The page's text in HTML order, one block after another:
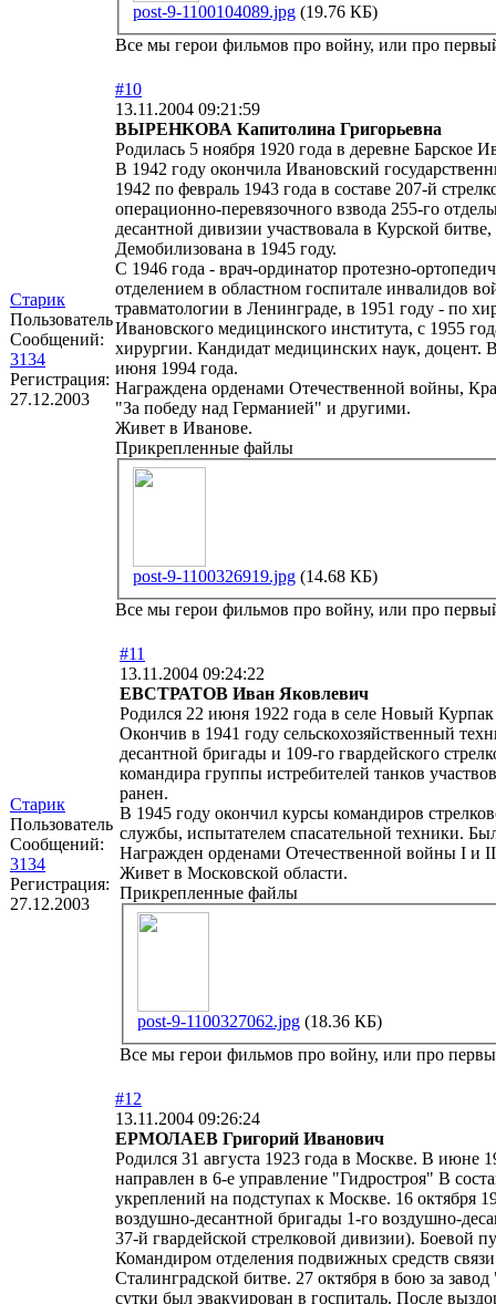
post-9-1100104089.jpg (19.76 КБ)
Все мы герои фильмов про войну, или про
Старик
Пользователь
Сообщений:
3134
Регистрация:
27.12.2003
#10
13.11.2004 09:21:59
ВЫРЕНКОВА Капитолина Григорьевна
Родилась 5 ноября 1920 года в деревне Барское
В 1942 году окончила Ивановский
1942 по февраль 1943 года в составе 207-й
операционно-перевязочного взвода 255-го
десантной дивизии участвовала в Курской
Демобилизована в 1945 году.
С 1946 года - врач-ординатор протезно-
отделением в областном госпитале инвалидов
травматологии в Ленинграде, в 1951 году - по
Ивановского медицинского института, с 1955
хирургии. Кандидат медицинских наук, доцент.
июня 1994 года.
Награждена орденами Отечественной войны,
"За победу над Германией" и другими.
Живет в Иванове.
Прикрепленные файлы
post-9-1100326919.jpg (14.68 КБ)
Все мы герои фильмов про войну, или про
Старик
Пользователь
Сообщений:
3134
Регистрация:
27.12.2003
#11
13.11.2004 09:24:22
ЕВСТРАТОВ Иван Яковлевич
Родился 22 июня 1922 года в селе Новый
Окончив в 1941 году сельскохозяйственный
десантной бригады и 109-го гвардейского
командира группы истребителей танков
ранен.
В 1945 году окончил курсы командиров
службы, испытателем спасательной техники.
Награжден орденами Отечественной войны I и
Живет в Московской области.
Прикрепленные файлы
post-9-1100327062.jpg (18.36 КБ)
Все мы герои фильмов про войну, или про
#12
13.11.2004 09:26:24
ЕРМОЛАЕВ Григорий Иванович
Родился 31 августа 1923 года в Москве. В
направлен в 6-е управление "Гидростроя" В
укреплений на подступах к Москве. 16 октября
воздушно-десантной бригады 1-го воздушно-
37-й гвардейской стрелковой дивизии). Боевой
Командиром отделения подвижных средств
Сталинградской битве. 27 октября в бою за
сутки был эвакуирован в госпиталь. После